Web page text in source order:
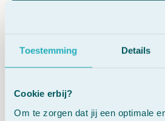
Toestemming Details
Cookie erbij?
Om te zorgen dat jij een optimale